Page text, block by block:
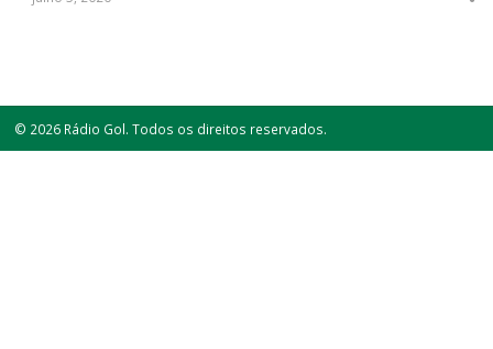
© 2026 Rádio Gol. Todos os direitos reservados.